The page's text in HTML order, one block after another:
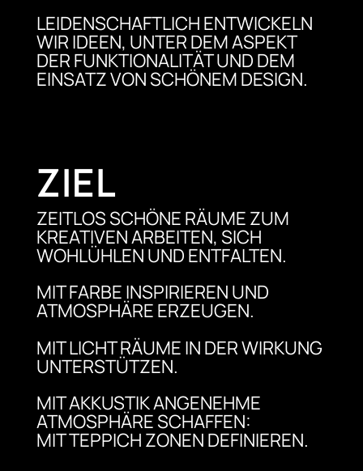
LEIDENSCHAFTLICH ENTWICKELN
WIR IDEEN, UNTER DEM ASPEKT
DER FUNKTIONALITÄT UND DEM
EINSATZ VON SCHÖNEM DESIGN.
ZIEL
ZEITLOS SCHÖNE RÄUME ZUM
KREATIVEN ARBEITEN, SICH
WOHLÜHLEN UND ENTFALTEN.
MIT FARBE INSPIRIEREN UND
ATMOSPHÄRE ERZEUGEN.
MIT LICHT RÄUME IN DER WIRKUNG
UNTERSTÜTZEN.
MIT AKKUSTIK ANGENEHME
ATMOSPHÄRE SCHAFFEN:
MIT TEPPICH ZONEN DEFINIEREN.